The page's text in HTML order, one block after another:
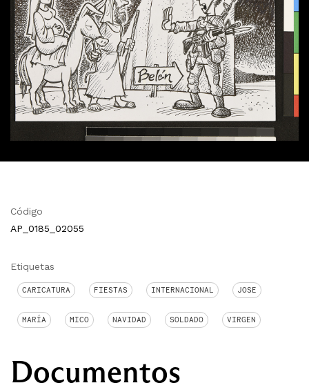
Código
AP_0185_02055
Etiquetas
CARICATURA FIESTAS INTERNACIONAL JOSE
MARÍA MICO NAVIDAD SOLDADO VIRGEN
Documentos